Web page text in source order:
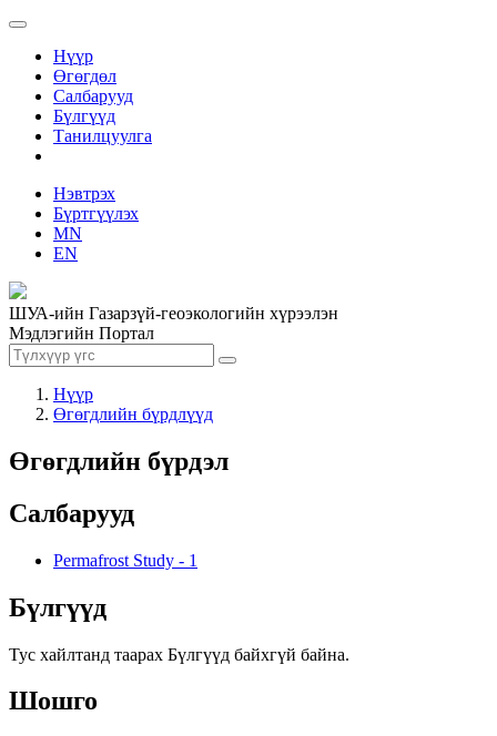
Нүүр
Өгөгдөл
Салбарууд
Бүлгүүд
Танилцуулга
Нэвтрэх
Бүртгүүлэх
MN
EN
ШУА-ийн Газарзүй-геоэкологийн хүрээлэн
Мэдлэгийн Портал
Нүүр
Өгөгдлийн бүрдлүүд
Өгөгдлийн бүрдэл
Салбарууд
Permafrost Study - 1
Бүлгүүд
Тус хайлтанд таарах Бүлгүүд байхгүй байна.
Шошго